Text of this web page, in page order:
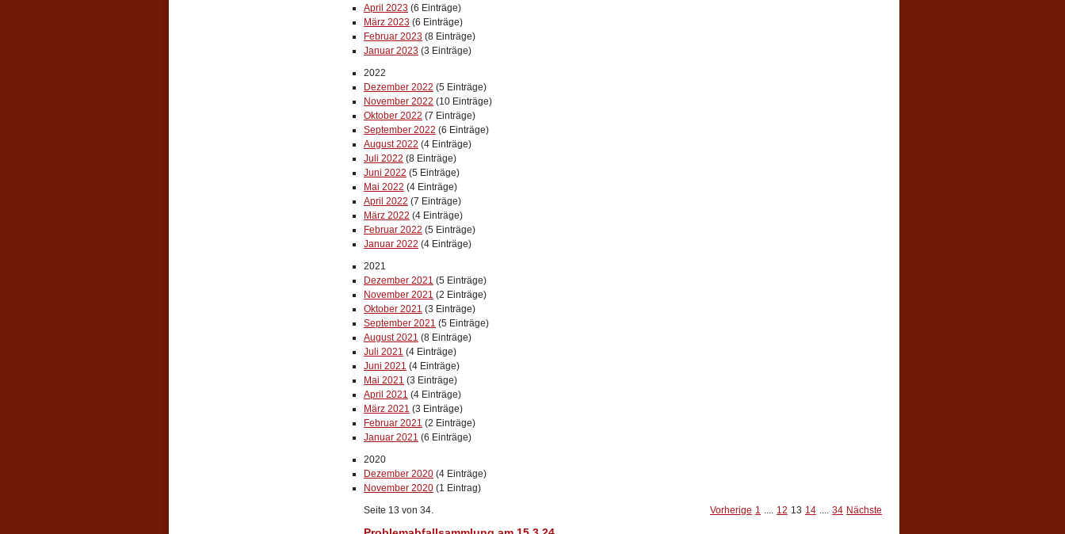
April 2023 (6 Einträge)
März 2023 (6 Einträge)
Februar 2023 (8 Einträge)
Januar 2023 (3 Einträge)
2022
Dezember 2022 (5 Einträge)
November 2022 (10 Einträge)
Oktober 2022 (7 Einträge)
September 2022 (6 Einträge)
August 2022 (4 Einträge)
Juli 2022 (8 Einträge)
Juni 2022 (5 Einträge)
Mai 2022 (4 Einträge)
April 2022 (7 Einträge)
März 2022 (4 Einträge)
Februar 2022 (5 Einträge)
Januar 2022 (4 Einträge)
2021
Dezember 2021 (5 Einträge)
November 2021 (2 Einträge)
Oktober 2021 (3 Einträge)
September 2021 (5 Einträge)
August 2021 (8 Einträge)
Juli 2021 (4 Einträge)
Juni 2021 (4 Einträge)
Mai 2021 (3 Einträge)
April 2021 (4 Einträge)
März 2021 (3 Einträge)
Februar 2021 (2 Einträge)
Januar 2021 (6 Einträge)
2020
Dezember 2020 (4 Einträge)
November 2020 (1 Eintrag)
Seite 13 von 34.
Vorherige 1 .... 12 13 14 .... 34 Nächste